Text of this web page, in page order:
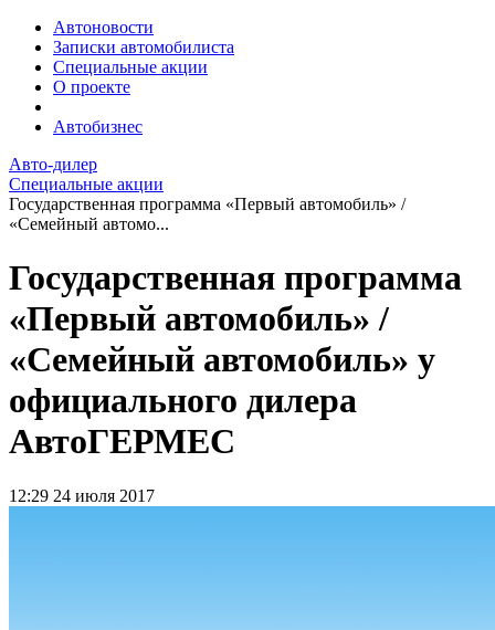
Автоновости
Записки автомобилиста
Специальные акции
О проекте
Автобизнес
Авто-дилер
Специальные акции
Государственная программа «Первый автомобиль» /
«Семейный автомо...
Государственная программа
«Первый автомобиль» /
«Семейный автомобиль» у
официального дилера
АвтоГЕРМЕС
12:29 24 июля 2017